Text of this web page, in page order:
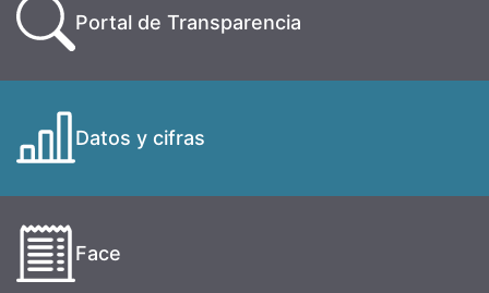
Portal de Transparencia
Datos y cifras
Face